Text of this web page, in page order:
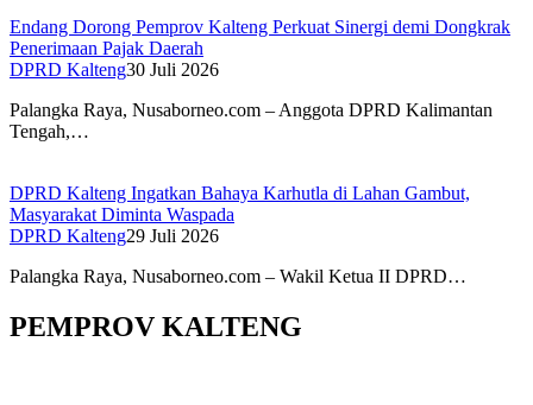
Endang Dorong Pemprov Kalteng Perkuat Sinergi demi Dongkrak
Penerimaan Pajak Daerah
DPRD Kalteng30 Juli 2026
Palangka Raya, Nusaborneo.com – Anggota DPRD Kalimantan
Tengah,…
DPRD Kalteng Ingatkan Bahaya Karhutla di Lahan Gambut,
Masyarakat Diminta Waspada
DPRD Kalteng29 Juli 2026
Palangka Raya, Nusaborneo.com – Wakil Ketua II DPRD…
PEMPROV KALTENG